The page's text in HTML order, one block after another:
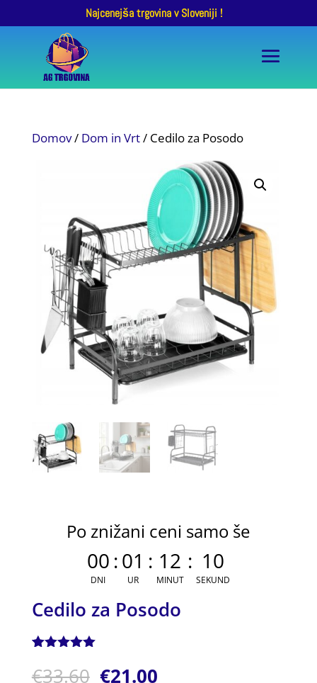
Najcenejša trgovina v Sloveniji !
Domov/ Dom in Vrt/ Cedilo za Posodo
Po znižani ceni samo še
00
DNI
:01
UR
: 12
MINUT
: 09
SEKUND
Cedilo za Posodo
5.00 od 5
€33.60 €21.00